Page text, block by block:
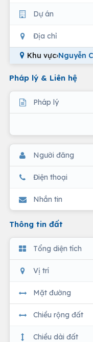
Dự án
Địa chỉ
Khu vực›Nguyễn
Pháp lý & Liên hệ
Pháp lý
Người đăng
Điện thoại
Nhắn tin
Thông tin đất
Tổng diện tích
Vị trí
Mặt đường
Chiều rộng đất
Chiều dài đất